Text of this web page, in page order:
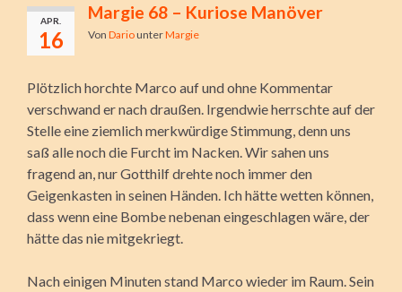
APR.
16
Margie 68 – Kuriose Manöver
Von DariounterMargie
Plötzlich horchte Marco auf und ohne Kommentar
verschwand er nach draußen. Irgendwie herrschte auf der
Stelle eine ziemlich merkwürdige Stimmung, denn uns
saß alle noch die Furcht im Nacken. Wir sahen uns
fragend an, nur Gotthilf drehte noch immer den
Geigenkasten in seinen Händen. Ich hätte wetten können,
dass wenn eine Bombe nebenan eingeschlagen wäre, der
hätte das nie mitgekriegt.
Nach einigen Minuten stand Marco wieder im Raum. Sein